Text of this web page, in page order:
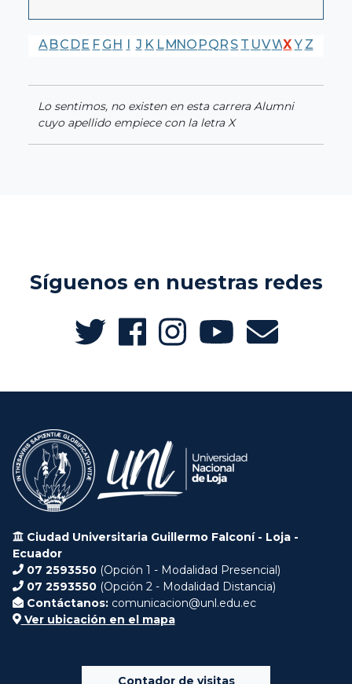
A BC DE F G H I J K LMNO PQR S T UVWXY Z
Lo sentimos, no existen en esta carrera Alumni
cuyo apellido empiece con la letra X
Síguenos en nuestras redes
Ciudad Universitaria Guillermo Falconí - Loja -
Ecuador
07 2593550 (Opción 1 - Modalidad Presencial)
07 2593550 (Opción 2 - Modalidad Distancia)
Contáctanos: comunicacion@unl.edu.ec
Ver ubicación en el mapa
Contador de visitas